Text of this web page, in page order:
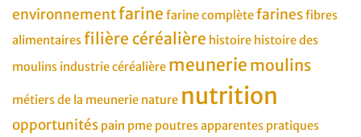
environnementfarine farine complètefarinesfibres
alimentairesfilière céréalière histoire histoire des
moulins industrie céréalière meunerie moulins
métiers de la meunerie nature nutrition
opportunités pain pme poutres apparentes pratiques